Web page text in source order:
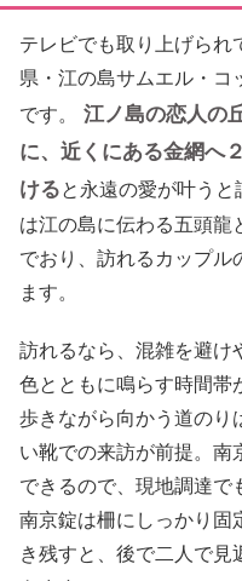
テレビでも取り上げられ
県・江の島サムエル・コ
です。
江ノ島の恋人の
に、近くにある金網へ
けると永遠の愛が叶う
は江の島に伝わる五頭龍
でおり、訪れるカップル
ます。
訪れるなら、混雑を避け
色とともに鳴らす時間帯
歩きながら向かう道のり
い靴での来訪が前提。南
できるので、現地調達で
南京錠は柵にしっかり固
き残すと、後で二人で見